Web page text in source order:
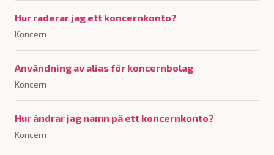
Hur raderar jag ett koncernkonto?
Koncern
Användning av alias för koncernbolag
Koncern
Hur ändrar jag namn på ett koncernkonto?
Koncern